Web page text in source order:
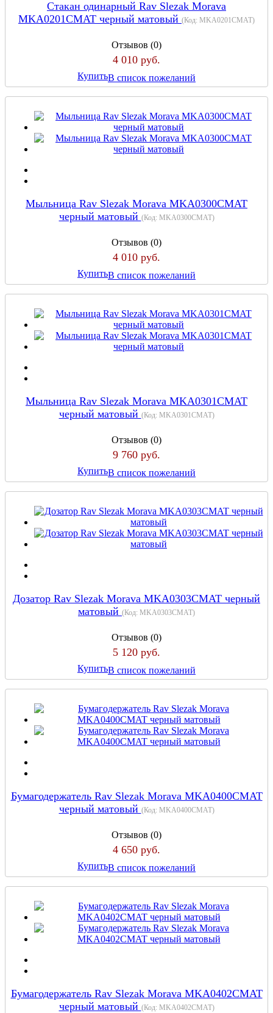
Стакан одинарный Rav Slezak Morava
MKA0201CMAT черный матовый (Код: MKA0201CMAT)
Отзывов (0)
4 010 руб.
КупитьВ список пожеланий
Мыльница Rav Slezak Morava MKA0300CMAT
черный матовый (Код: MKA0300CMAT)
Отзывов (0)
4 010 руб.
КупитьВ список пожеланий
Мыльница Rav Slezak Morava MKA0301CMAT
черный матовый (Код: MKA0301CMAT)
Отзывов (0)
9 760 руб.
КупитьВ список пожеланий
Дозатор Rav Slezak Morava MKA0303CMAT черный
матовый (Код: MKA0303CMAT)
Отзывов (0)
5 120 руб.
КупитьВ список пожеланий
Бумагодержатель Rav Slezak Morava MKA0400CMAT
черный матовый (Код: MKA0400CMAT)
Отзывов (0)
4 650 руб.
КупитьВ список пожеланий
Бумагодержатель Rav Slezak Morava MKA0402CMAT
черный матовый (Код: MKA0402CMAT)